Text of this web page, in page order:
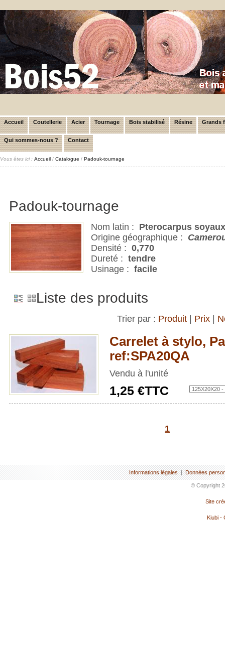
Accueil Coutellerie Acier Tournage Bois stabilisé Résine Grands
Qui sommes-nous ? Contact
Vous êtes ici : Accueil / Catalogue / Padouk-tournage
Padouk-tournage
Nom latin : Pterocarpus
Origine géographique :
Densité : 0,770
Dureté : tendre
Usinage : facile
Liste des produits
Trier par : Produit Prix
Carrelet à stylo,
ref:SPA20QA
Vendu à l'unité
1,25 €TTC
1
Informations légales | Données
© Copyright
Site
Kiubi -